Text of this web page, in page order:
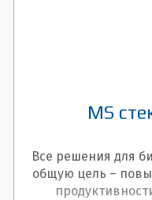
MS
Все решения для
общую цель –